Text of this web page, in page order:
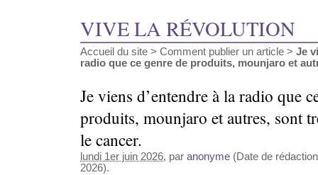
VIVE LA RÉVOLUTION
Accueil du site > Comment publier un article > Je
radio que ce genre de produits, mounjaro et
Je viens d’entendre à la radio que
produits, mounjaro et autres, sont
le cancer.
lundi 1er juin 2026, par anonyme (Date de
2026).